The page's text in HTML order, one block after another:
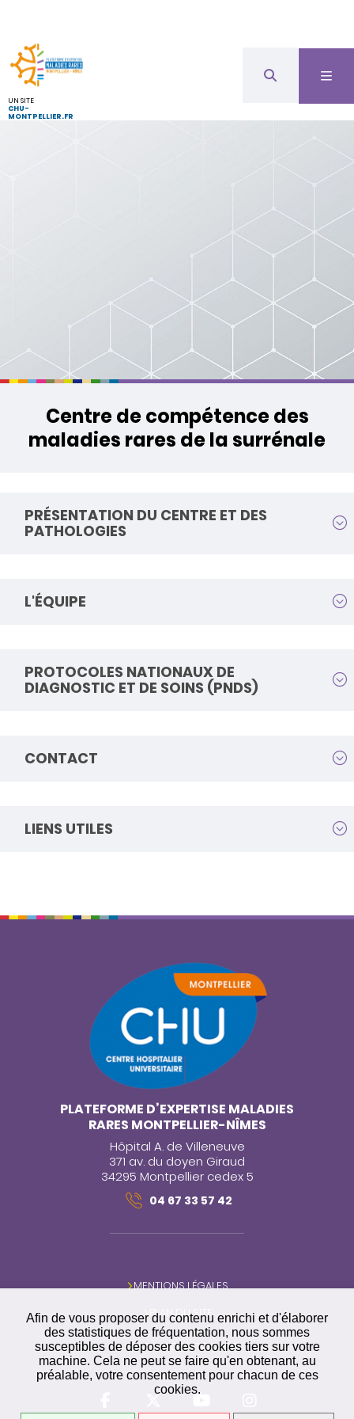
Afin de vous proposer du contenu enrichi et d'élaborer
des statistiques de fréquentation, nous sommes
susceptibles de déposer des cookies tiers sur votre
machine. Cela ne peut se faire qu'en obtenant, au
préalable, votre consentement pour chacun de ces
cookies.
UN SITE
CHU-
MONTPELLIER.FR
Centre de compétence des
maladies rares de la surrénale
PRÉSENTATION DU CENTRE ET DES
PATHOLOGIES
L'ÉQUIPE
PROTOCOLES NATIONAUX DE
DIAGNOSTIC ET DE SOINS (PNDS)
CONTACT
LIENS UTILES
PLATEFORME D’EXPERTISE MALADIES
RARES MONTPELLIER-NÎMES
Hôpital A. de Villeneuve
371 av. du doyen Giraud
34295 Montpellier cedex 5
04 67 33 57 42
MENTIONS LÉGALES
PLAN DU SITE
GESTION DES COOKIES